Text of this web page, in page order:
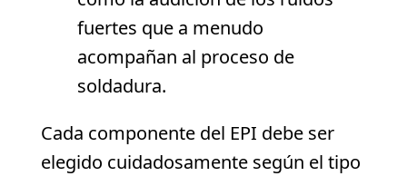
fuertes que a menudo
acompañan al proceso de
soldadura.
Cada componente del EPI debe ser
elegido cuidadosamente según el tipo